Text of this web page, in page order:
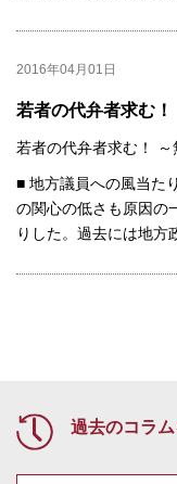
2016年04月01日
若者の代弁者求む！
若者の代弁者求む！ ～
■ 地方議員への風当た
の関心の低さも原因の
りした。過去には地方
過去のコラ